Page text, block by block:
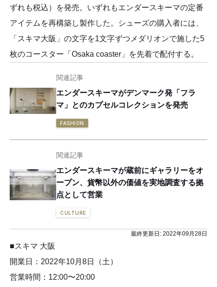
ずれも税込）を発売。いずれもエンダースキーマの定番
アイテムを再構築し製作した。シューズの購入者には、
「スキマ大阪」の文字を1文字ずつメダリオンで施した5
枚のコースター「Osaka coaster」を先着で配付する。
関連記事
エンダースキーマがデンマーク発「フラ
マ」とのカプセルコレクションを発売
FASHION
関連記事
エンダースキーマが蔵前にギャラリーをオ
ープン、貨幣以外の価値を実地調査する拠
点として営業
CULTURE
最終更新日: 2022年09月28日
■スキマ 大阪
開業日：2022年10月8日（土）
営業時間：12:00〜20:00